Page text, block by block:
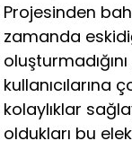
Projesinden
zamanda
kolaylıklar
oldukları bu